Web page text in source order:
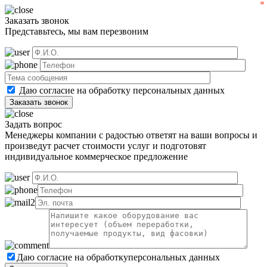
Заказать звонок
Представьтесь, мы вам перезвоним
Даю согласие на обработку персональных данных
Задать вопрос
Менеджеры компании с радостью ответят на ваши вопросы и
произведут расчет стоимости услуг и подготовят
индивидуальное коммерческое предложение
Даю согласие на обработкуперсональных данных